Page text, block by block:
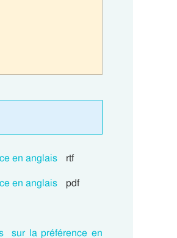
en anglais rtf
en anglais
pdf
sur la préférence en